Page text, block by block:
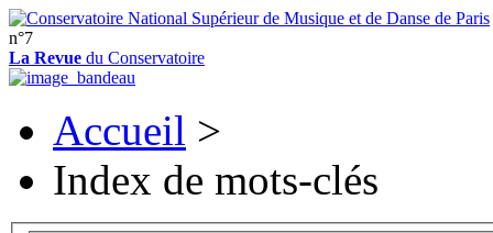
n°7
La Revue du Conservatoire
Accueil >
Index de mots-clés